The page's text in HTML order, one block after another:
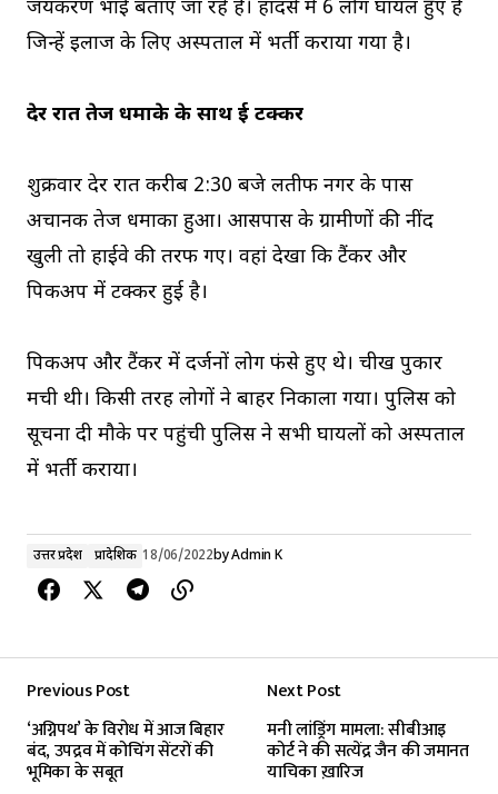
जयकरण भाई बताए जा रहे हैं। हादसे में 6 लोग घायल हुए हैं
जिन्हें इलाज के लिए अस्पताल में भर्ती कराया गया है।
देर रात तेज धमाके के साथ हुई टक्कर
शुक्रवार देर रात करीब 2:30 बजे लतीफ नगर के पास
अचानक तेज धमाका हुआ। आसपास के ग्रामीणों की नींद
खुली तो हाईवे की तरफ गए। वहां देखा कि टैंकर और
पिकअप में टक्कर हुई है।
पिकअप और टैंकर में दर्जनों लोग फंसे हुए थे। चीख पुकार
मची थी। किसी तरह लोगों ने बाहर निकाला गया। पुलिस को
सूचना दी मौके पर पहुंची पुलिस ने सभी घायलों को अस्पताल
में भर्ती कराया।
उत्तर प्रदेश प्रादेशिक 18/06/2022byAdmin K
Previous Post
‘अग्निपथ’ के विरोध में आज बिहार
बंद, उपद्रव में कोचिंग सेंटरों की
भूमिका के सबूत
Next Post
मनी लांड्रिंग मामला: सीबीआइ
कोर्ट ने की सत्येंद्र जैन की जमानत
याचिका ख़ारिज